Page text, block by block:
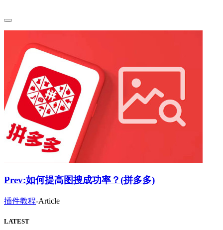
Prev:如何提高图搜成功率？(拼多多)
插件教程-Article
LATEST